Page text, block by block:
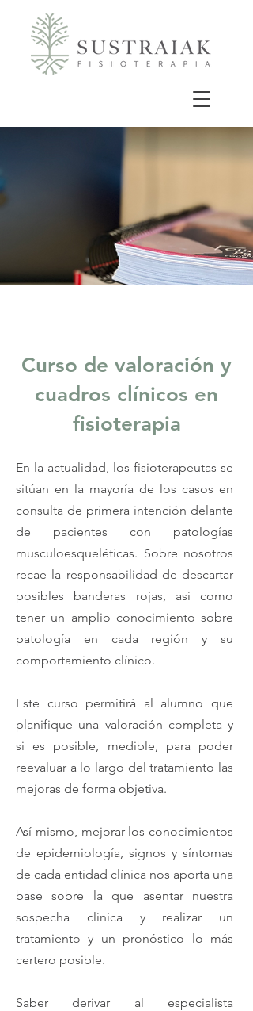
Curso de valoración y
cuadros clínicos en
fisioterapia
En la actualidad, los fisioterapeutas se
sitúan en la mayoría de los casos en
consulta de primera intención delante
de pacientes con patologías
musculoesqueléticas. Sobre nosotros
recae la responsabilidad de descartar
posibles banderas rojas, así como
tener un amplio conocimiento sobre
patología en cada región y su
comportamiento clínico.
Este curso permitirá al alumno que
planifique una valoración completa y
si es posible, medible, para poder
reevaluar a lo largo del tratamiento las
mejoras de forma objetiva.
Así mismo, mejorar los conocimientos
de epidemiología, signos y síntomas
de cada entidad clínica nos aporta una
base sobre la que asentar nuestra
sospecha clínica y realizar un
tratamiento y un pronóstico lo más
certero posible.
Saber derivar al especialista